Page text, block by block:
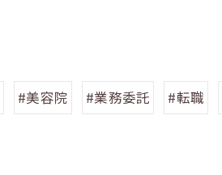
#美容院 #業務委託 #転職